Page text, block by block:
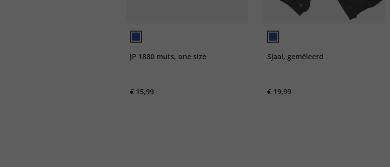
JP 1880 muts, one size
€ 15,99
Sjaal, gemêleerd
€ 19,99